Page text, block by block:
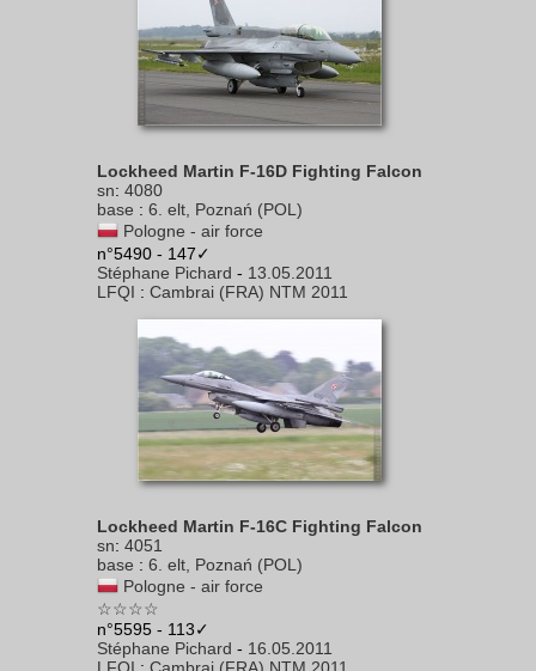
Lockheed Martin F-16D Fighting Falcon
sn: 4080
base : 6. elt, Poznań (POL)
Pologne - air force
n°5490 - 147✓
Stéphane Pichard - 13.05.2011
LFQI : Cambrai (FRA) NTM 2011
Lockheed Martin F-16C Fighting Falcon
sn: 4051
base : 6. elt, Poznań (POL)
Pologne - air force
☆☆☆☆
n°5595 - 113✓
Stéphane Pichard - 16.05.2011